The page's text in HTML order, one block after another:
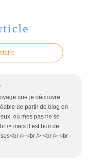
que je découvre
de partir de blog en
où mes pas ne se
/> mais il est bon de
/> <br /> <br /> <br